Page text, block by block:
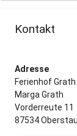
Kontakt
Adresse
Ferienhof Grath
Marga Grath
Vorderreute 11
87534